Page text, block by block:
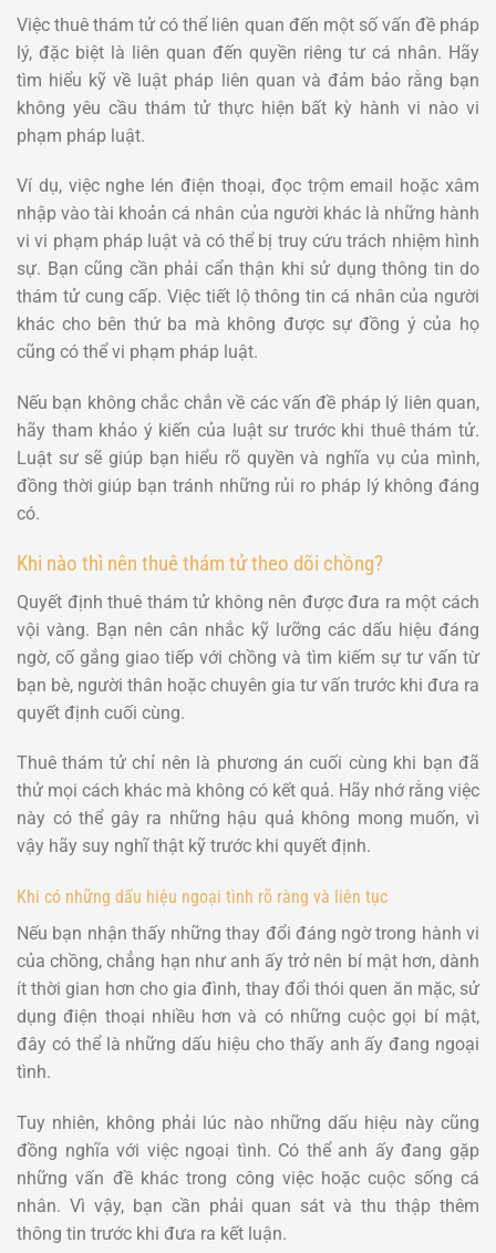
Việc thuê thám tử có thể liên quan đến một số vấn đề pháp
lý, đặc biệt là liên quan đến quyền riêng tư cá nhân. Hãy
tìm hiểu kỹ về luật pháp liên quan và đảm bảo rằng bạn
không yêu cầu thám tử thực hiện bất kỳ hành vi nào vi
phạm pháp luật.
Ví dụ, việc nghe lén điện thoại, đọc trộm email hoặc xâm
nhập vào tài khoản cá nhân của người khác là những hành
vi vi phạm pháp luật và có thể bị truy cứu trách nhiệm hình
sự. Bạn cũng cần phải cẩn thận khi sử dụng thông tin do
thám tử cung cấp. Việc tiết lộ thông tin cá nhân của người
khác cho bên thứ ba mà không được sự đồng ý của họ
cũng có thể vi phạm pháp luật.
Nếu bạn không chắc chắn về các vấn đề pháp lý liên quan,
hãy tham khảo ý kiến của luật sư trước khi thuê thám tử.
Luật sư sẽ giúp bạn hiểu rõ quyền và nghĩa vụ của mình,
đồng thời giúp bạn tránh những rủi ro pháp lý không đáng
có.
Khi nào thì nên thuê thám tử theo dõi chồng?
Quyết định thuê thám tử không nên được đưa ra một cách
vội vàng. Bạn nên cân nhắc kỹ lưỡng các dấu hiệu đáng
ngờ, cố gắng giao tiếp với chồng và tìm kiếm sự tư vấn từ
bạn bè, người thân hoặc chuyên gia tư vấn trước khi đưa ra
quyết định cuối cùng.
Thuê thám tử chỉ nên là phương án cuối cùng khi bạn đã
thử mọi cách khác mà không có kết quả. Hãy nhớ rằng việc
này có thể gây ra những hậu quả không mong muốn, vì
vậy hãy suy nghĩ thật kỹ trước khi quyết định.
Khi có những dấu hiệu ngoại tình rõ ràng và liên tục
Nếu bạn nhận thấy những thay đổi đáng ngờ trong hành vi
của chồng, chẳng hạn như anh ấy trở nên bí mật hơn, dành
ít thời gian hơn cho gia đình, thay đổi thói quen ăn mặc, sử
dụng điện thoại nhiều hơn và có những cuộc gọi bí mật,
đây có thể là những dấu hiệu cho thấy anh ấy đang ngoại
tình.
Tuy nhiên, không phải lúc nào những dấu hiệu này cũng
đồng nghĩa với việc ngoại tình. Có thể anh ấy đang gặp
những vấn đề khác trong công việc hoặc cuộc sống cá
nhân. Vì vậy, bạn cần phải quan sát và thu thập thêm
thông tin trước khi đưa ra kết luận.